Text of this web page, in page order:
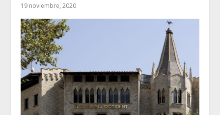
19 noviembre, 2020